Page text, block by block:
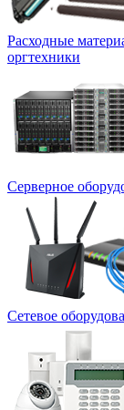
Расходные
оргтехники
Серверное
Сетевое